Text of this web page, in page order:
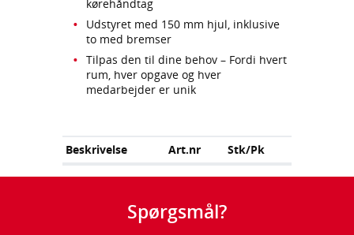
kørehåndtag
Udstyret med 150 mm hjul, inklusive
to med bremser
Tilpas den til dine behov – Fordi hvert
rum, hver opgave og hver
medarbejder er unik
Beskrivelse Art.nr Stk/Pk
Spørgsmål?